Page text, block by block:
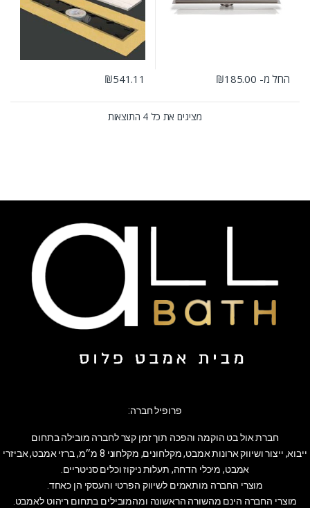
החל מ- ₪185.00
למוצר זה יש מספר סוגים. ניתן לבחור את האפשרויות בעמוד המוצר
₪541.11
מציגים את כל ⁦4⁩ התוצאות
פרופיל חברה:
חברת אול בט הוקמה והפכה תוך זמן קצר לחברה מובילה בתחום
ייבוא, ייצור ושיווק ארונות אמבט, מקלחונים, מקלחוני 8 מ״מ, ברזי אמבט, אביזרי
אמבט, מיכלי הדחה, תעלות ניקוז וכלים סניטריים.
מוצרי החברה מותאמים לשיווק הפרטי והעסקי הן כאחד.
מוצרי החברה הינם מהשורה הראשונה ומהמובילים בתחום ריהוט לאמבט.